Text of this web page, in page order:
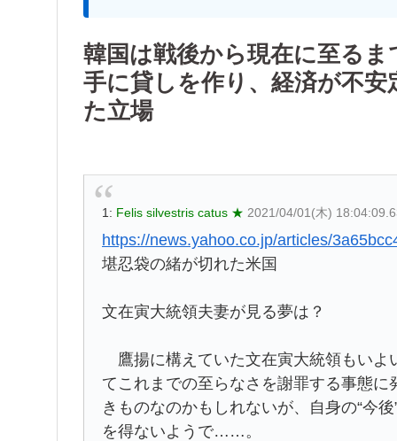
韓国は戦後から現在に至る
手に貸しを作り、経済が不
た立場
1: Felis silvestris catus ★ 2021/04/01(木)
https://news.yahoo.co.jp/articles/
堪忍袋の緒が切れた米国
文在寅大統領夫妻が見る夢は？
鷹揚に構えていた文在寅大統領もいよ
てこれまでの至らなさを謝罪する事態
きものなのかもしれないが、自身の“今
を得ないようで……。